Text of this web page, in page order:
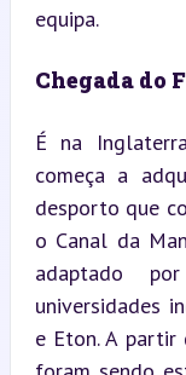
equipa.
Chegada do
É na
começa a
desporto que
o Canal da
adaptado
universidades
e Eton. A partir